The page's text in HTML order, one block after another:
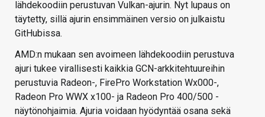
lähdekoodiin perustuvan Vulkan-ajurin. Nyt lupaus on
täytetty, sillä ajurin ensimmäinen versio on julkaistu
GitHubissa.
AMD:n mukaan sen avoimeen lähdekoodiin perustuva
ajuri tukee virallisesti kaikkia GCN-arkkitehtuureihin
perustuvia Radeon-, FirePro Workstation Wx000-,
Radeon Pro WWX x100- ja Radeon Pro 400/500 -
näytönohjaimia. Ajuria voidaan hyödyntää osana sekä